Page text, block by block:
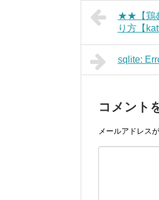
★★【鶏
り方【
sqlite:
コメント
メールアドレス